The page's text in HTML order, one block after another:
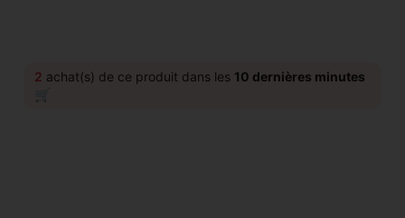
2 achat(s) de ce produit dans les 10 dernières minutes
🛒